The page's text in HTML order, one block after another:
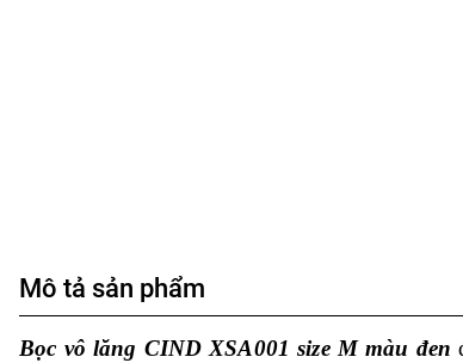
Mô tả sản phẩm
Bọc vô lăng CIND XSA001 size M màu đen